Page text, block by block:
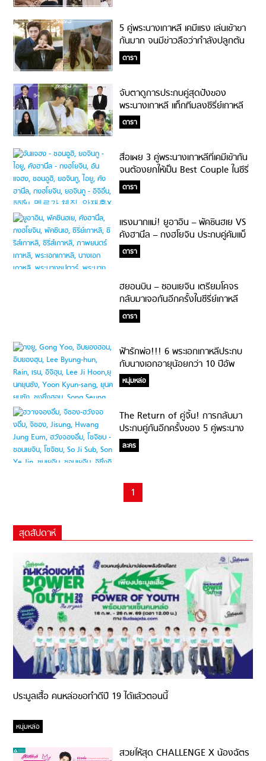
5 คู่พระนางเกาหลี เคมีแรง เล่นเข้าขา
กันมาก จนมีข่าวลือว่ากำลังปลูกต้น
รักกันอยู่!
ดารา
จับตาดูการประกบคู่สุดปังของ
พระนางเกาหลี แท็กทีมลงซีรี่ย์เกาหลี
ครึ่งปีแรก 2020!
ดารา
สื่อเผย 3 คู่พระนางเกาหลีที่เคมีเข้ากัน
จนต้องยกให้เป็น Best Couple ในซีรี่
ย์เกาหลีประจำปี 2019!
ดารา
แรงมากแม่! ยูอาอิน – พัคชินฮเย VS
คังฮานึล – กงฮโยจิน ประกบคู่คัมแบ็
คงานแสดง แค่ชื่อพระนางก็ปังแล้ว
ดารา
ฮยอนบิน – ซอนเยจิน เตรียมโคจร
กลับมาเจอกันอีกครั้งในซีรี่ย์เกาหลี
เรื่อง Crash Landing of Love
ดารา
ฟ้ารักพ่อ!!! 6 พระเอกเกาหลีประกบ
กับนางเอกอายุน้อยกว่า 10 ปีอัพ
พิสูจน์อายุเป็นเพียงตัวเลข
หนุ่มหล่อ
The Return of คู่จิ้น! การกลับมา
ประกบคู่กันอีกครั้งของ 5 คู่พระนาง
เกาหลีที่เคมีเข้ากันสุดๆ จนใครก็จิ้น #คู่
นี้ที่รอคอย
ละคร
1
สุดสัปดาห์
ประมูลเสื้อ คนหล่อขอทำดีปี 19 ได้แล้วตอนนี้
หนุ่มหล่อ
สวยให้สุด CHALLENGE X น้องฉัตร